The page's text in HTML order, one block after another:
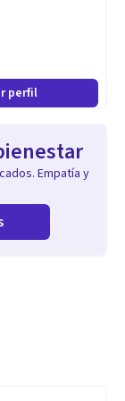
Terapia
y
sus
y
perfil
Empatía y